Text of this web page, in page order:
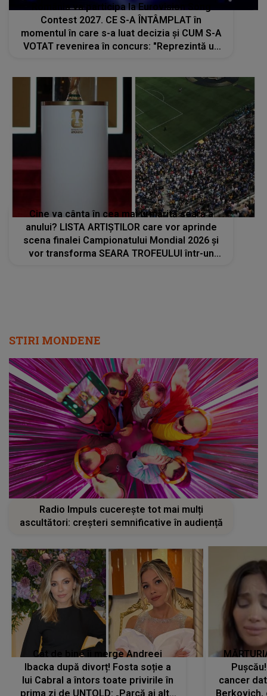
România va participa la Eurovision Song
Contest 2027. CE S-A ÎNTÂMPLAT în
momentul în care s-a luat decizia și CUM S-A
VOTAT revenirea în concurs: "Reprezintă un
Cine va cânta în cea mai urmărită seară a
anului? LISTA ARTIȘTILOR care vor aprinde
scena finalei Campionatului Mondial 2026 și
vor transforma SEARA TROFEULUI într-un
STIRI MONDENE
Radio Impuls cucerește tot mai mulți
ascultători: creșteri semnificative în audiență
Cât de bine îi merge Andreei
Ibacka după divorț! Fosta soție a
lui Cabral a întors toate privirile în
prima zi de UNTOLD: „Parcă ai altă
cancer